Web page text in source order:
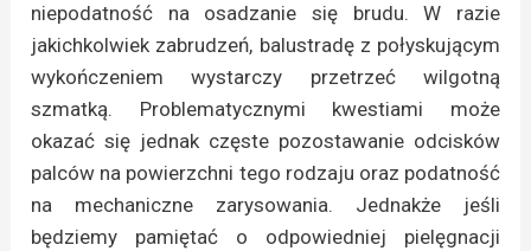
niepodatność na osadzanie się brudu. W razie
jakichkolwiek zabrudzeń, balustradę z połyskującym
wykończeniem wystarczy przetrzeć wilgotną
szmatką. Problematycznymi kwestiami może
okazać się jednak częste pozostawanie odcisków
palców na powierzchni tego rodzaju oraz podatność
na mechaniczne zarysowania. Jednakże jeśli
będziemy pamiętać o odpowiedniej pielęgnacji